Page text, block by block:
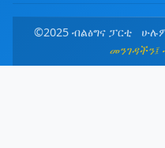
©2025 ብልፅግና ፓርቲ
መንገዳችን፤